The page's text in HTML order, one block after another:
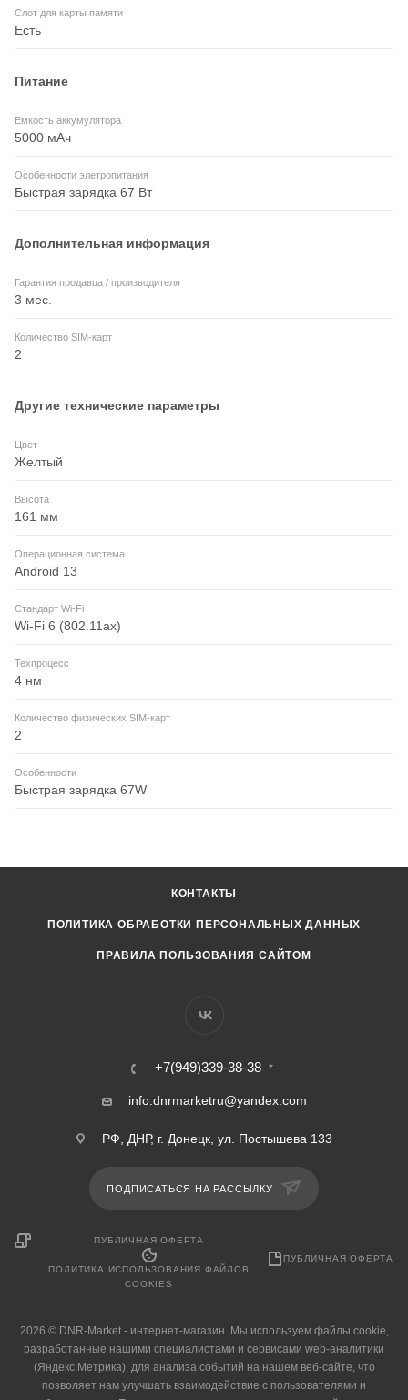
Слот для карты памяти
Есть
Питание
Емкость аккумулятора
5000 мАч
Особенности элетропитания
Быстрая зарядка 67 Вт
Дополнительная информация
Гарантия продавца / производителя
3 мес.
Количество SIM-карт
2
Другие технические параметры
Цвет
Желтый
Высота
161 мм
Операционная система
Android 13
Стандарт Wi-Fi
Wi-Fi 6 (802.11ax)
Техпроцесс
4 нм
Количество физических SIM-карт
2
Особенности
Быстрая зарядка 67W
КОНТАКТЫ
ПОЛИТИКА ОБРАБОТКИ ПЕРСОНАЛЬНЫХ ДАННЫХ
ПРАВИЛА ПОЛЬЗОВАНИЯ САЙТОМ
+7(949)339-38-38
info.dnrmarketru@yandex.com
РФ, ДНР, г. Донецк, ул. Постышева 133
ПОДПИСАТЬСЯ НА РАССЫЛКУ
ПУБЛИЧНАЯ ОФЕРТА
ПОЛИТИКА ИСПОЛЬЗОВАНИЯ ФАЙЛОВ
COOKIES
ПУБЛИЧНАЯ ОФЕРТА
2026 © DNR-Market - интернет-магазин. Мы используем файлы cookie,
разработанные нашими специалистами и сервисами web-аналитики
(Яндекс.Метрика), для анализа событий на нашем веб-сайте, что
позволяет нам улучшать взаимодействие с пользователями и